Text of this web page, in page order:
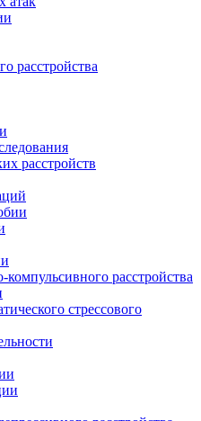
расстройства
расстройств
компульсивного расстройства
стрессового